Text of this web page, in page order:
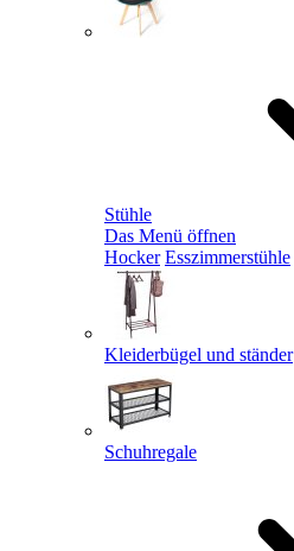
Stühle
Das Menü öffnen
Hocker Esszimmerstühle
Kleiderbügel und ständer
Schuhregale